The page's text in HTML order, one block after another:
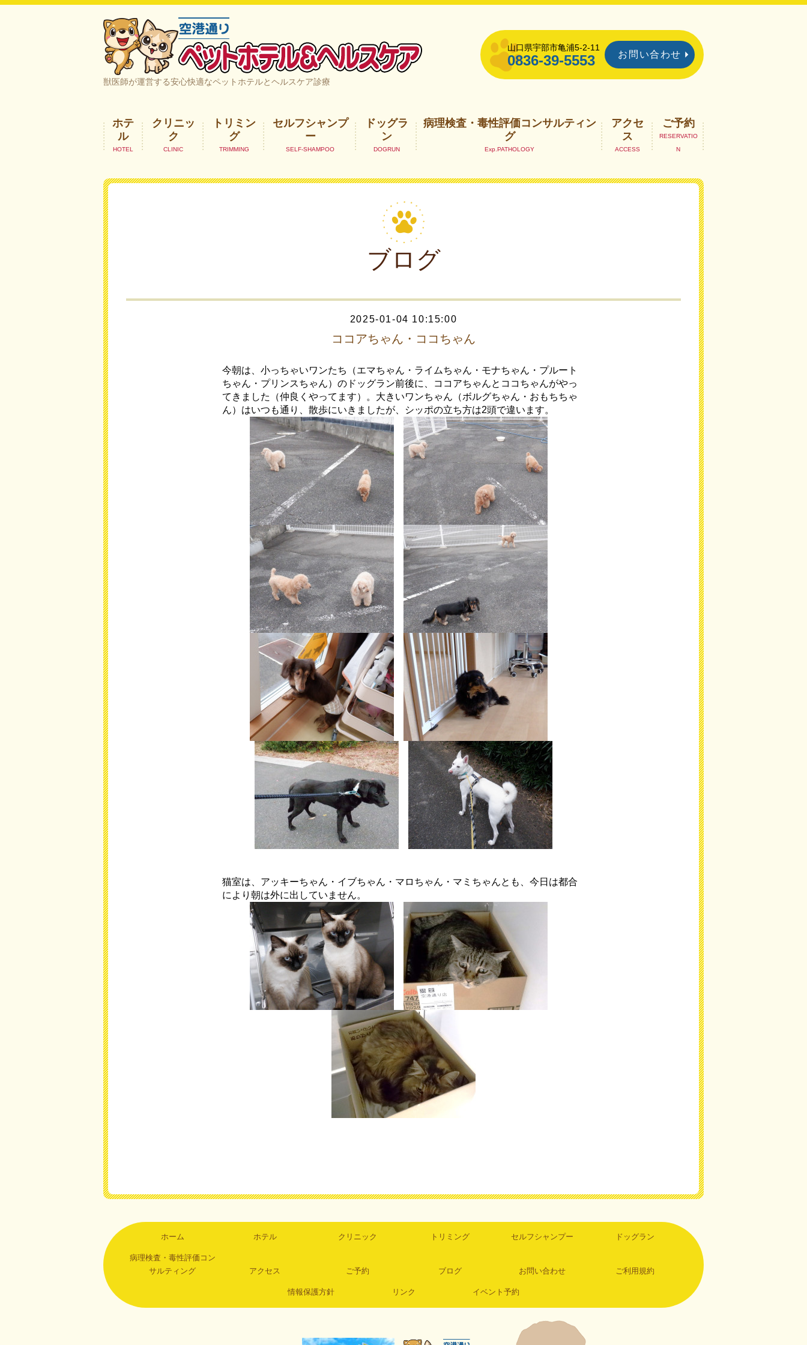
空港通りペットホテル＆ヘルスケア｜山口県宇部市
獣医師が運営する安心快適なペットホテルとヘルスケア診療
山口県宇部市亀浦5-2-11
0836-39-5553 お問い合わせ
ホテ
ル
クリニッ
ク
トリミン
グ
セルフシャンプ
ー
ドッグラ
ン
病理検査・毒性評価コンサルティン
グ
アクセ
ス
ご予約
ブログ
2025-01-04 10:15:00
ココアちゃん・ココちゃん
今朝は、小っちゃいワンたち（エマちゃん・ライムちゃん・モナちゃん・プルート
ちゃん・プリンスちゃん）のドッグラン前後に、ココアちゃんとココちゃんがやっ
てきました（仲良くやってます）。大きいワンちゃん（ボルグちゃん・おもちちゃ
ん）はいつも通り、散歩にいきましたが、シッポの立ち方は2頭で違います。
猫室は、アッキーちゃん・イブちゃん・マロちゃん・マミちゃんとも、今日は都合
により朝は外に出していません。
ホーム ホテル クリニック トリミング セルフシャンプー ドッグラン
病理検査・毒性評価コン
サルティング
アクセス ご予約 ブログ お問い合わせ ご利用規約
情報保護方針 リンク イベント予約